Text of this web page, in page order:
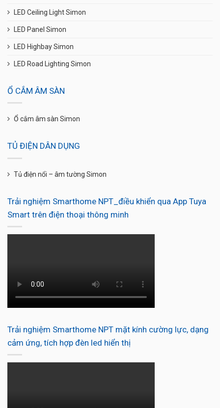
LED Ceiling Light Simon
LED Panel Simon
LED Highbay Simon
LED Road Lighting Simon
Ổ CẮM ÂM SÀN
Ổ cắm âm sàn Simon
TỦ ĐIỆN DÂN DỤNG
Tủ điện nổi – âm tường Simon
Trải nghiệm Smarthome NPT_điều khiển qua App Tuya
Smart trên điện thoại thông minh
Trải nghiệm Smarthome NPT mặt kính cường lực, dạng
cảm ứng, tích hợp đèn led hiển thị